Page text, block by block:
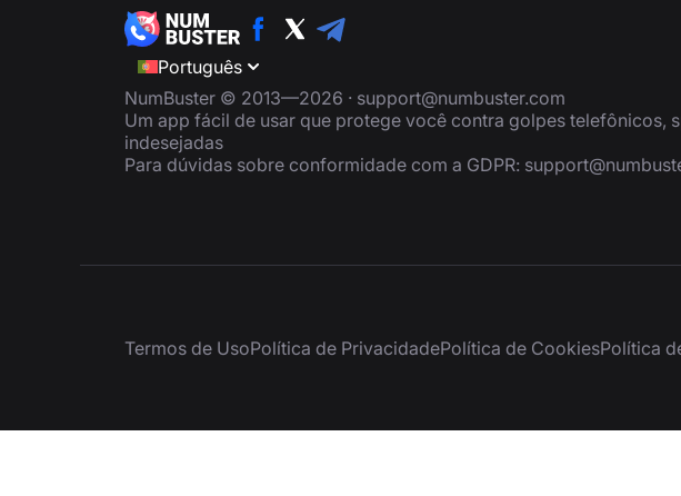
Português
NumBuster © 2013—2026 · support@numbuster.com
Um app fácil de usar que protege você contra golpes telefônicos,
indesejadas
Para dúvidas sobre conformidade com a GDPR:
Termos de UsoPolítica de PrivacidadePolítica de CookiesPolítica